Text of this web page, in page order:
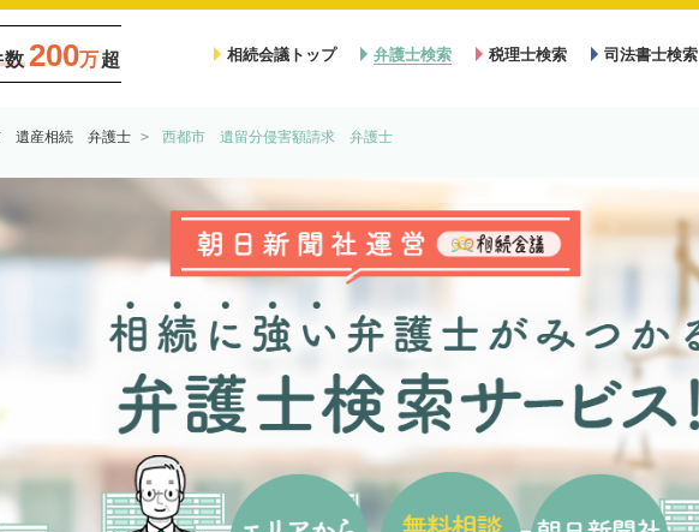
数 200万超 相続会議トップ 弁護士検索 税理士検索 司法書士検索
遺産相続 弁護士 西都市 遺留分侵害額請求 弁護士